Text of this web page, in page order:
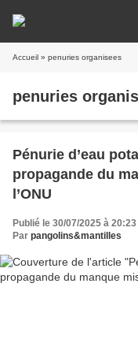
Accueil » penuries organisees
penuries
Pénurie d’eau
propagande du
l’ONU
Publié le 30/07/2025 à 20:23
Par pangolins&mantilles